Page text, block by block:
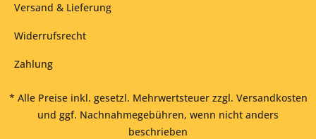
Versand & Lieferung
Widerrufsrecht
Zahlung
* Alle Preise inkl. gesetzl. Mehrwertsteuer zzgl. Versandkosten
und ggf. Nachnahmegebühren, wenn nicht anders
beschrieben